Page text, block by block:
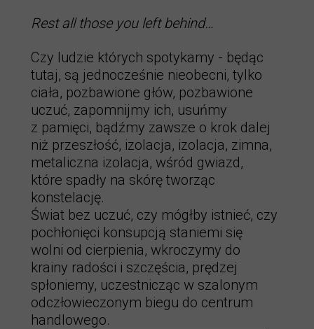
Rеst all those you left behind…
Czy ludzie których spotykamy - będąc
tutaj, są jednocześnie nieobecni, tylko
ciała, pozbawione głów, pozbawione
uczuć, zapomnijmy ich, usuńmy
z pamięci, bądźmy zawsze o krok dalej
niż przeszłość, izolacja, izolacja, zimna,
metaliczna izolacja, wśród gwiazd,
które spadły na skórę tworząc
konstelację.
Świat bez uczuć, czy mógłby istnieć, czy
pochłonięci konsupcją staniemi się
wolni od cierpienia, wkroczymy do
krainy radości i szczęścia, prędzej
spłoniemy, uczestnicząc w szalonym
odczłowieczonym biegu do centrum
handlowego.